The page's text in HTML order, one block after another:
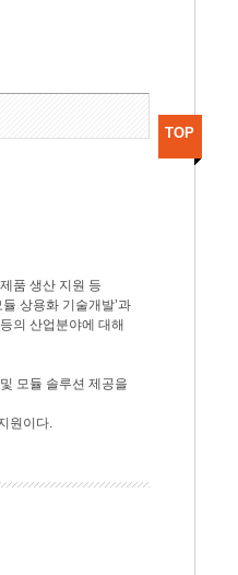
품 생산 지원 등
상용화 기술개발’과
의 산업분야에 대해
모듈 솔루션 제공을
원이다.
TOP